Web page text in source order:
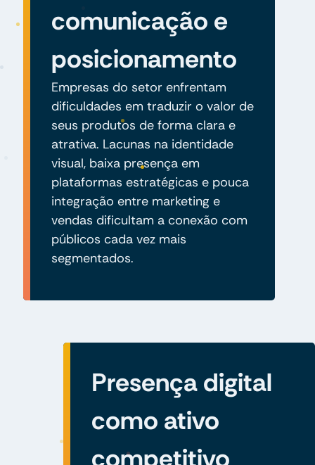
comunicação e
posicionamento
Empresas do setor enfrentam
dificuldades em traduzir o valor de
seus produtos de forma clara e
atrativa. Lacunas na identidade
visual, baixa presença em
plataformas estratégicas e pouca
integração entre marketing e
vendas dificultam a conexão com
públicos cada vez mais
segmentados.
Presença digital
como ativo
competitivo